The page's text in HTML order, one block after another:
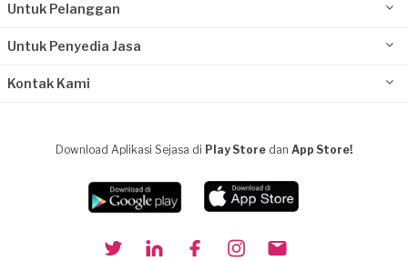
Untuk Pelanggan
Untuk Penyedia Jasa
Kontak Kami
Download Aplikasi Sejasa di Play Store dan App Store!